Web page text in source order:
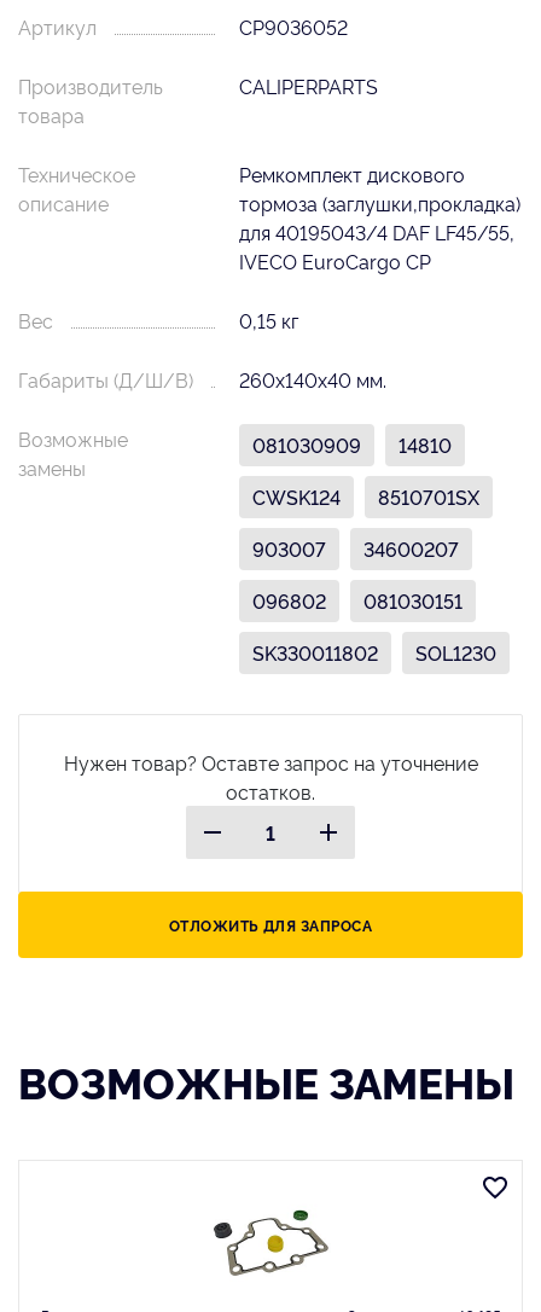
Артикул CP9036052
Производитель
товара
CALIPERPARTS
Техническое
описание
Ремкомплект диcкового
тормоза (заглушки,прокладка)
для 40195043/4 DAF LF45/55,
IVECO EuroCargo CP
Вес 0,15 кг
Габариты (Д/Ш/В) 260х140х40 мм.
Возможные
замены
081030909
14810
CWSK124
8510701SX
903007
34600207
096802
081030151
SK330011802
SOL1230
Нужен товар? Оставте запрос на уточнение
остатков.
ОТЛОЖИТЬ ДЛЯ ЗАПРОСА
ВОЗМОЖНЫЕ ЗАМЕНЫ